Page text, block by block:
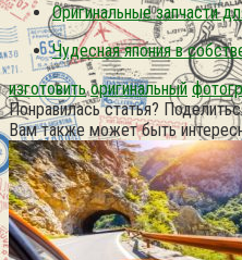
Оригинальные запчасти
Чудесная япония в
изготовить оригинальный
Понравилась статья?
Вам также может быть